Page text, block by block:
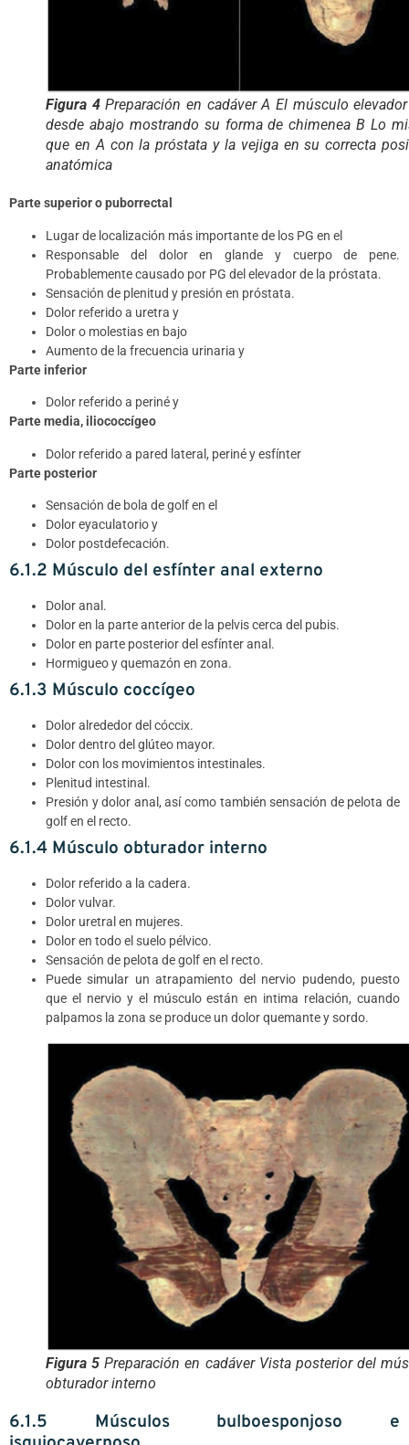
Figura 4Preparación en cadáver A El músculo
desde abajo mostrando su forma de chimenea B Lo
que en A con la próstata y la vejiga en su correcta
anatómica
Parte superior o puborrectal
Lugar de localización más importante de los PG en el
Responsable del dolor en glande y cuerpo de pene.
Probablemente causado por PG del elevador de la próstata.
Sensación de plenitud y presión en próstata.
Dolor referido a uretra y
Dolor o molestias en bajo
Aumento de la frecuencia urinaria y
Parte inferior
Dolor referido a periné y
Parte media, iliococcígeo
Dolor referido a pared lateral, periné y esfínter
Parte posterior
Sensación de bola de golf en el
Dolor eyaculatorio y
Dolor postdefecación.
6.1.2 Músculo del esfínter anal externo
Dolor anal.
Dolor en la parte anterior de la pelvis cerca del pubis.
Dolor en parte posterior del esfínter anal.
Hormigueo y quemazón en zona.
6.1.3 Músculo coccígeo
Dolor alrededor del cóccix.
Dolor dentro del glúteo mayor.
Dolor con los movimientos intestinales.
Plenitud intestinal.
Presión y dolor anal, así como también sensación de pelota de
golf en el recto.
6.1.4 Músculo obturador interno
Dolor referido a la cadera.
Dolor vulvar.
Dolor uretral en mujeres.
Dolor en todo el suelo pélvico.
Sensación de pelota de golf en el recto.
Puede simular un atrapamiento del nervio pudendo, puesto
que el nervio y el músculo están en intima relación, cuando
palpamos la zona se produce un dolor quemante y sordo.
Figura 5 Preparación en cadáver Vista posterior del
obturador interno
6.1.5 Músculos bulboesponjoso e